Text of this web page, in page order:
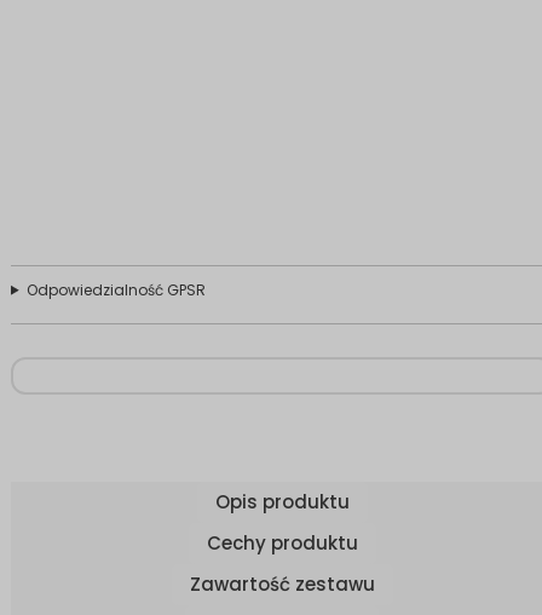
Odpowiedzialność GPSR
Opis produktu
Cechy produktu
Zawartość zestawu